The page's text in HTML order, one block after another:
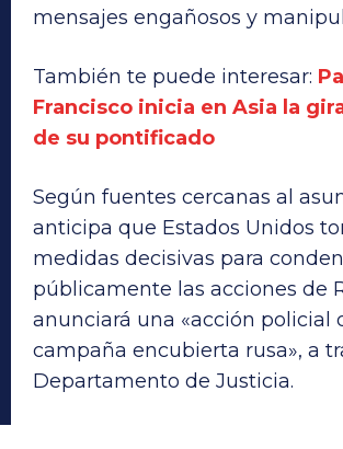
mensajes engañosos y
También te puede interesar:
Francisco inicia en Asia la
de su pontificado
Según fuentes cercanas al
anticipa que Estados Unidos
medidas decisivas para
públicamente las acciones de
anunciará una «acción policial
campaña encubierta rusa», a
Departamento de Justicia.